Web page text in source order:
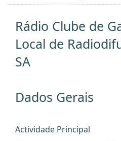
Rádio Clube de
Local de
SA
Dados Gerais
Actividade Principal